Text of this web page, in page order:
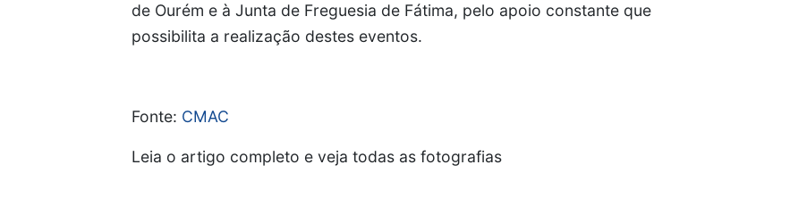
de Ourém e à Junta de Freguesia de Fátima, pelo apoio constante que
possibilita a realização destes eventos.
Fonte: CMAC
Leia o artigo completo e veja todas as fotografias